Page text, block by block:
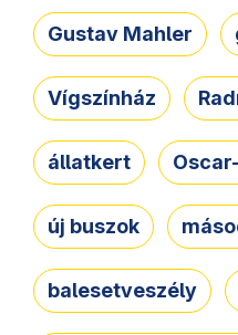
Gustav Mahler
Vígszínház
állatkert
új buszok
balesetveszély